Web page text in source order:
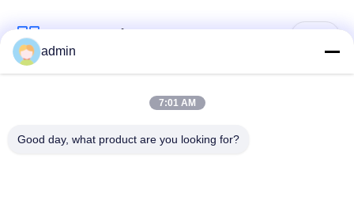
POLÍTICA
Categorías Populares
suelo de lujo de la
admin
7:01 AM
Good day, what product are you looking for?